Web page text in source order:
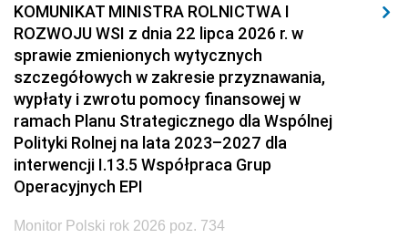
KOMUNIKAT MINISTRA ROLNICTWA I
ROZWOJU WSI z dnia 22 lipca 2026 r. w
sprawie zmienionych wytycznych
szczegółowych w zakresie przyznawania,
wypłaty i zwrotu pomocy finansowej w
ramach Planu Strategicznego dla Wspólnej
Polityki Rolnej na lata 2023–2027 dla
interwencji I.13.5 Współpraca Grup
Operacyjnych EPI
Monitor Polski rok 2026 poz. 734